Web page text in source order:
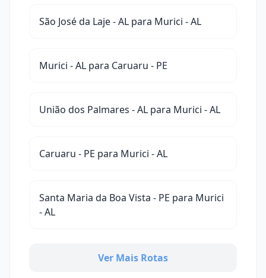
São José da Laje - AL para Murici - AL
Murici - AL para Caruaru - PE
União dos Palmares - AL para Murici - AL
Caruaru - PE para Murici - AL
Santa Maria da Boa Vista - PE para Murici
- AL
Ver Mais Rotas